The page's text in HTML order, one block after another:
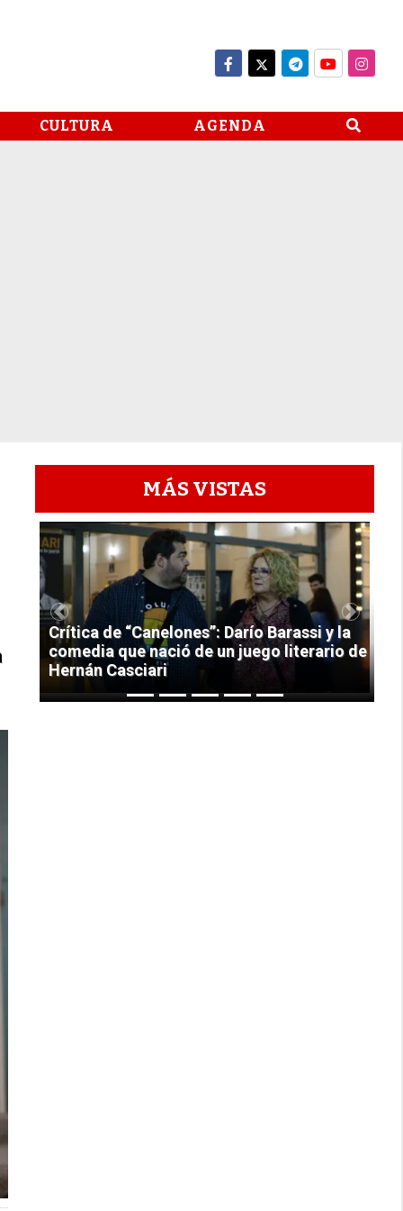
CULTURA AGENDA
MÁS VISTAS
1
Crítica de “Canelones”: Darío Barassi y la
comedia que nació de un juego literario de
Hernán Casciari
Previous Next